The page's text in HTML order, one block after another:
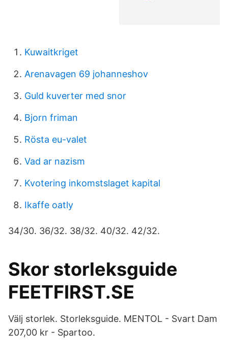
Kuwaitkriget
Arenavagen 69 johanneshov
Guld kuverter med snor
Bjorn friman
Rösta eu-valet
Vad ar nazism
Kvotering inkomstslaget kapital
Ikaffe oatly
34/30. 36/32. 38/32. 40/32. 42/32.
Skor storleksguide
FEETFIRST.SE
Välj storlek. Storleksguide. MENTOL - Svart Dam
207,00 kr - Spartoo.